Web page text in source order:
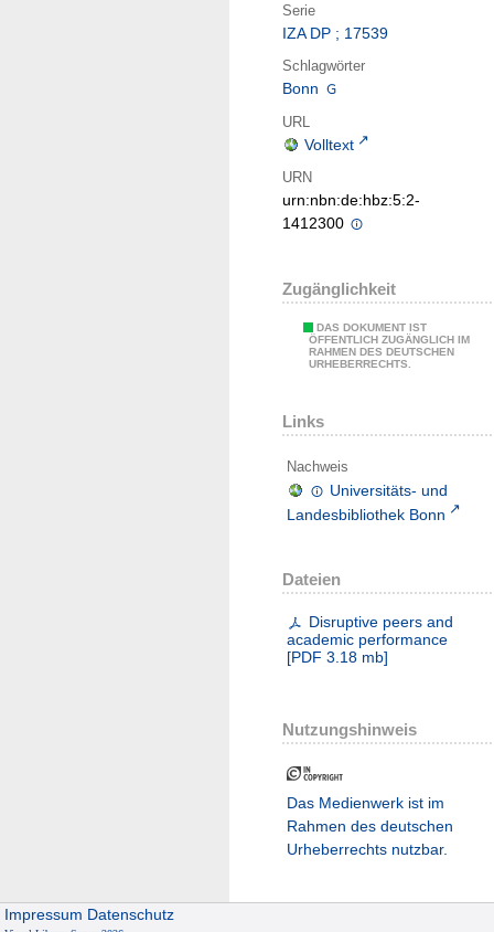
Serie
IZA DP ; 17539
Schlagwörter
Bonn
URL
Volltext
URN
urn:nbn:de:hbz:5:2-
1412300
Zugänglichkeit
DAS DOKUMENT IST
ÖFFENTLICH ZUGÄNGLICH IM
RAHMEN DES DEUTSCHEN
URHEBERRECHTS.
Links
Nachweis
Universitäts- und
Landesbibliothek Bonn
Dateien
Disruptive peers and
academic performance
[PDF 3.18 mb]
Nutzungshinweis
Das Medienwerk ist im
Rahmen des deutschen
Urheberrechts nutzbar.
Impressum Datenschutz